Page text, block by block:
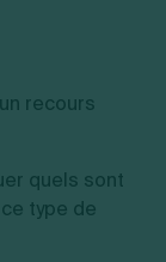
recours
quels sont
type de